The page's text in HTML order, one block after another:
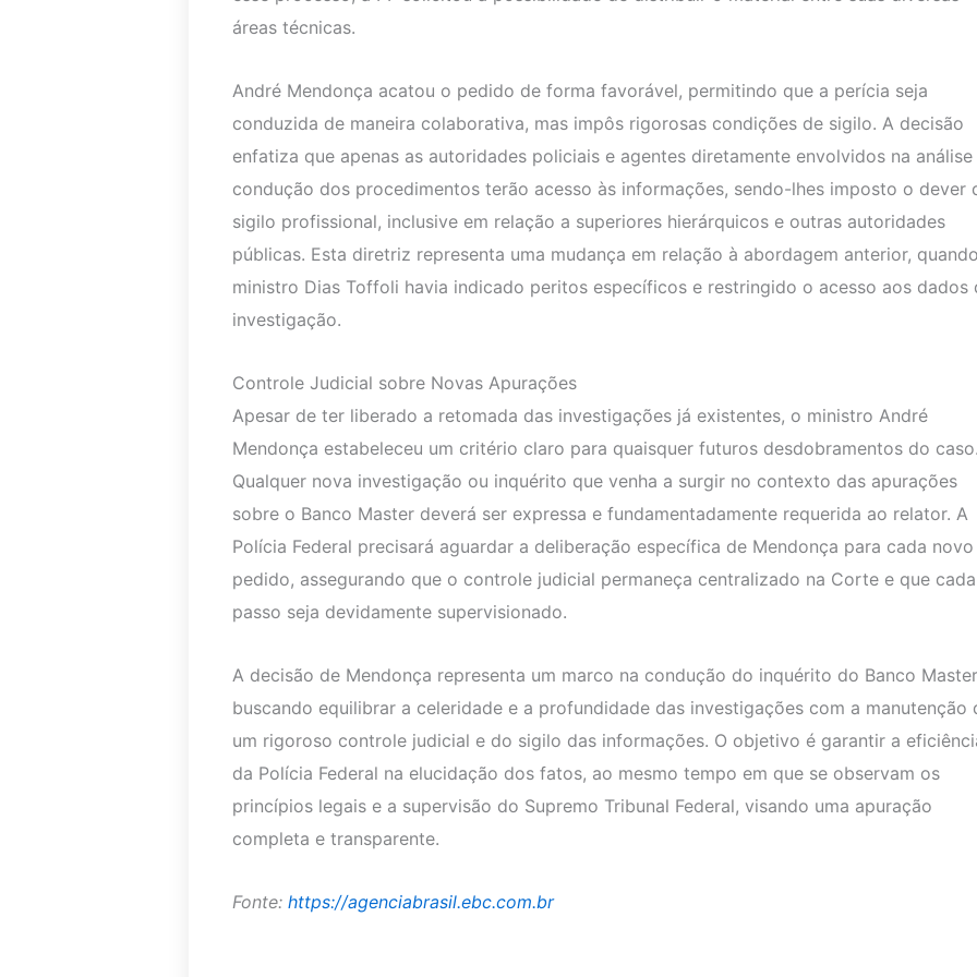
áreas técnicas.
André Mendonça acatou o pedido de forma favorável, permitindo que a perícia seja
conduzida de maneira colaborativa, mas impôs rigorosas condições de sigilo. A decisão
enfatiza que apenas as autoridades policiais e agentes diretamente envolvidos na análise
condução dos procedimentos terão acesso às informações, sendo-lhes imposto o dever
sigilo profissional, inclusive em relação a superiores hierárquicos e outras autoridades
públicas. Esta diretriz representa uma mudança em relação à abordagem anterior,
ministro Dias Toffoli havia indicado peritos específicos e restringido o acesso aos dados
investigação.
Controle Judicial sobre Novas Apurações
Apesar de ter liberado a retomada das investigações já existentes, o ministro André
Mendonça estabeleceu um critério claro para quaisquer futuros desdobramentos do
Qualquer nova investigação ou inquérito que venha a surgir no contexto das apurações
sobre o Banco Master deverá ser expressa e fundamentadamente requerida ao relator. A
Polícia Federal precisará aguardar a deliberação específica de Mendonça para cada novo
pedido, assegurando que o controle judicial permaneça centralizado na Corte e que cada
passo seja devidamente supervisionado.
A decisão de Mendonça representa um marco na condução do inquérito do Banco
buscando equilibrar a celeridade e a profundidade das investigações com a manutenção
um rigoroso controle judicial e do sigilo das informações. O objetivo é garantir a
da Polícia Federal na elucidação dos fatos, ao mesmo tempo em que se observam os
princípios legais e a supervisão do Supremo Tribunal Federal, visando uma apuração
completa e transparente.
Fonte:https://agenciabrasil.ebc.com.br